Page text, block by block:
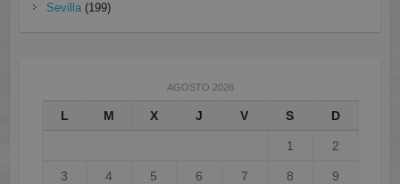
Sevilla(199)
AGOSTO 2026
L M X J V S D
1 2
3 4 5 6 7 8 9